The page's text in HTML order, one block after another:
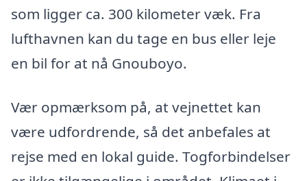
som ligger ca. 300 kilometer væk. Fra
lufthavnen kan du tage en bus eller leje
en bil for at nå Gnouboyo.
Vær opmærksom på, at vejnettet kan
være udfordrende, så det anbefales at
rejse med en lokal guide. Togforbindelser